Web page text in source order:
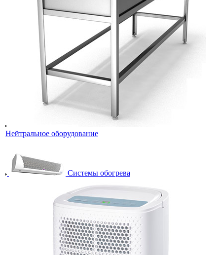
Нейтральное оборудование
Системы обогрева